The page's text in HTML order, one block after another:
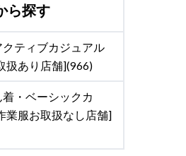
ら探す
クティブカジュアル
扱あり店舗](966)
・ベーシックカ
業服お取扱なし店舗]